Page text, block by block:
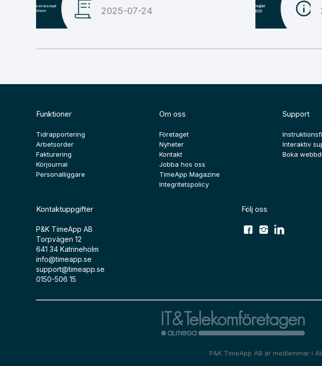
2025-07-24
Funktioner
Tidrapportering
Arbetsorder
Fakturering
Körjournal
Personalliggare
Om oss
Företaget
Nyheter
Kontakt
Jobba hos oss
TimeApp Magazine
Integritetspolicy
Support
Interaktiv
Boka
Kontaktuppgifter
P&K TimeApp AB
Torpvägen 12
641 34 Katrineholm
info@timeapp.se
support@timeapp.se
0150-506 15
Följ oss
P&K TimeApp AB är medlemmar i